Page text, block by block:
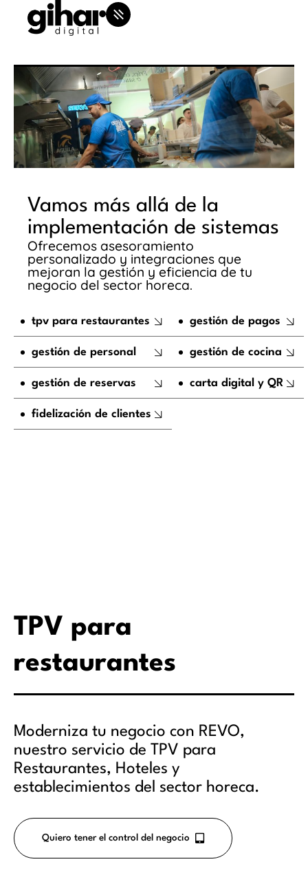
Vamos más allá de la
implementación de sistemas
Ofrecemos asesoramiento
personalizado y integraciones que
mejoran la gestión y eficiencia de tu
negocio del sector horeca.
tpv para restaurantes
gestión de personal
gestión de reservas
fidelización de clientes
gestión de pagos
gestión de cocina
carta digital y QR
TPV para
restaurantes
Moderniza tu negocio con REVO,
nuestro servicio de TPV para
Restaurantes, Hoteles y
establecimientos del sector horeca.
Quiero tener el control del negocio